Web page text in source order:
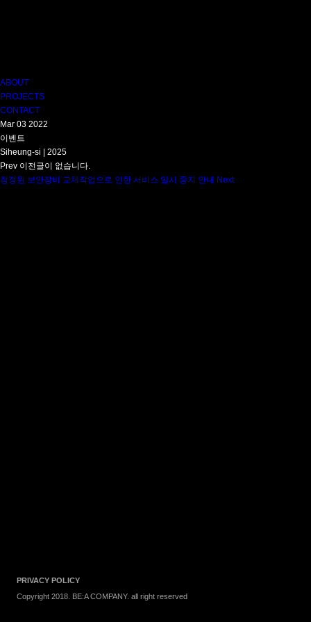
E
:
A
C
O
M
P
A
ABOUT
PROJECTS
CONTACT
Mar 03 2022
이벤트
Siheung-si | 2025
Prev 이전글이 없습니다.
청정원 보안장비 교체작업으로 인한 서비스 일시 중지 안내 Next
PRIVACY POLICY
Copyright 2018. BE:A COMPANY. all right reserved